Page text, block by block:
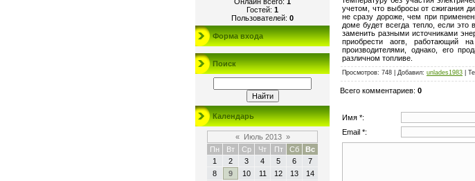
Гостей: 1
Пользователей: 0
Форма входа
Поиск
Календарь
« Июль 2013 »
Пн
Вт Ср Чт Пт Сб
Вс
1
2 3 4 5 6
7
8
9 10 11 12 13
14
учетом, что выбросы от сжигания
не сразу дороже, чем при
доме будет всегда тепло, если это
заменить разными источниками
приобрести аогв, работающий
производителями, однако, его
различном топливе.
Просмотров: 748 | Добавил: unlades1983
Всего комментариев: 0
Имя *:
Email *: